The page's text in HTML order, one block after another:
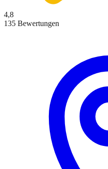
4,8
135 Bewertungen